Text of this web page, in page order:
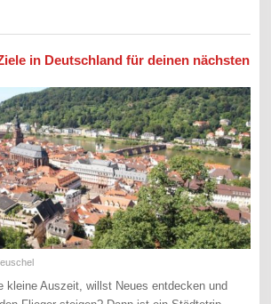
in Deutschland für deinen nächsten
kleine Auszeit, willst Neues entdecken und